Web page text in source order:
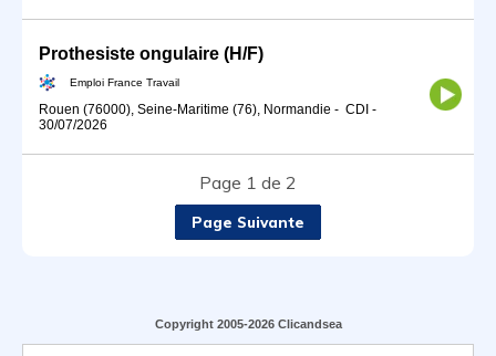
Prothesiste ongulaire (H/F)
Emploi France Travail
Rouen (76000), Seine-Maritime (76), Normandie - CDI -
30/07/2026
Page 1 de 2
Page Suivante
Copyright 2005-2026 Clicandsea